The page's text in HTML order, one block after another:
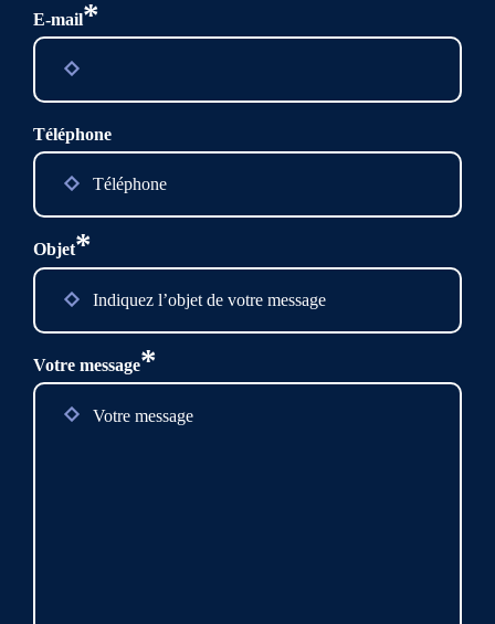
E-mail*
Téléphone
Objet*
Votre message*